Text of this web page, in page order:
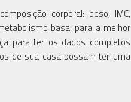
corporal: peso, IMC,
basal para a melhor
para ter os dados completos
de sua casa possam ter uma